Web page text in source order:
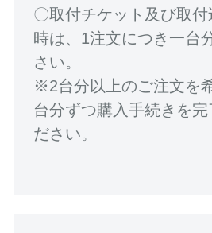
〇取付チケット及び取付
時は、1注文につき一台
さい。
※2台分以上のご注文を
台分ずつ購入手続きを完
ださい。